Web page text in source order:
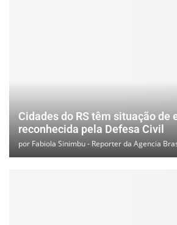
Cidades do RS têm situação de
reconhecida pela Defesa Civil
por Fabiola Sinimbu - Reporter da Agencia